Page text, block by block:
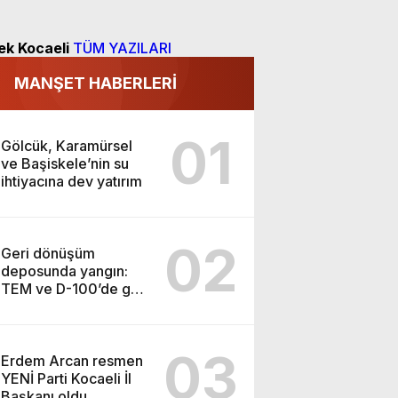
Kocaeli TÜM YAZILARI
MANŞET HABERLERİ
Gölcük, Karamürsel
ve Başiskele’nin su
ihtiyacına dev yatırım
01
Geri dönüşüm
deposunda yangın:
TEM ve D-100’de göz
02
Erdem Arcan resmen
YENİ Parti Kocaeli İl
03